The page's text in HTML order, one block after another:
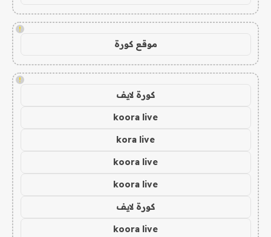
!
موقع كورة
!
كورة لايف
koora live
kora live
koora live
koora live
كورة لايف
koora live